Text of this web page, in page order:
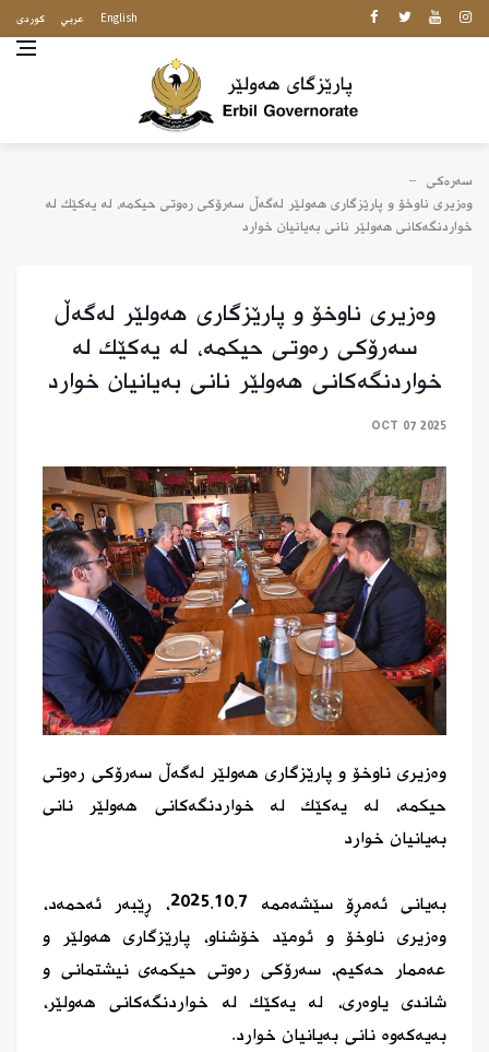
كوردى عربي English
سەرەکی
وەزیری ناوخۆ و پارێزگاری هەولێر لەگەڵ سەرۆکی رەوتی حیکمە، لە یەکێک لە
خواردنگەكانی هەولێر نانی بەیانیان خوارد
وەزیری ناوخۆ و پارێزگاری هەولێر لەگەڵ
سەرۆکی رەوتی حیکمە، لە یەکێک لە
خواردنگەكانی هەولێر نانی بەیانیان خوارد
OCT 07 2025
وەزیری ناوخۆ و پارێزگاری هەولێر لەگەڵ سەرۆکی رەوتی
حیکمە، لە یەکێک لە خواردنگەكانی هەولێر نانی
بەیانیان خوارد
بەیانی ئەمڕۆ سێشەممە 2025.10.7، ڕێبەر ئەحمەد،
وەزیری ناوخۆ و ئومێد خۆشناو، پارێزگاری هەولێر و
عەممار حەکیم، سەرۆکی رەوتی حیکمەی نیشتمانی و
شاندی یاوەری، لە یەکێک لە خواردنگەكانی هەولێر،
بەیەکەوە نانی بەیانیان خوارد.